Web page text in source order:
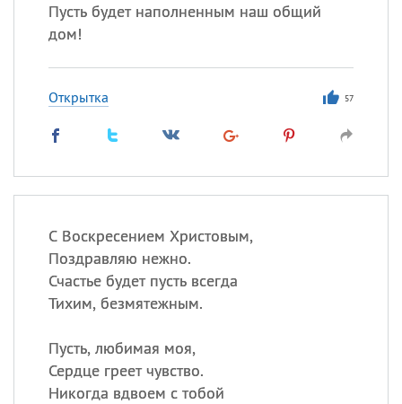
Пусть будет наполненным наш общий
дом!
Открытка 57
С Воскресением Христовым,
Поздравляю нежно.
Счастье будет пусть всегда
Тихим, безмятежным.
Пусть, любимая моя,
Сердце греет чувство.
Никогда вдвоем с тобой